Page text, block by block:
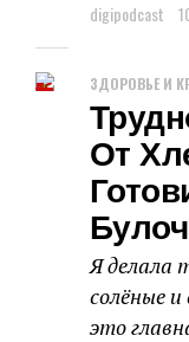
digipodcast
ЗДОРОВЬЕ И
От
Я делала
солёные
это